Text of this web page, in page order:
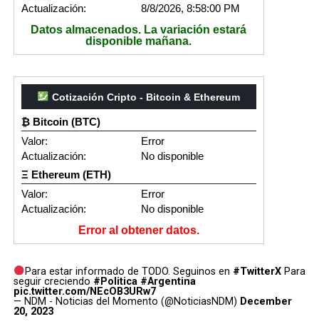
Actualización:
8/8/2026, 8:58:00 PM
Datos almacenados. La variación estará
disponible mañana.
Cotización Cripto - Bitcoin & Ethereum
₿ Bitcoin (BTC)
Valor:
Error
Actualización:
No disponible
Ξ Ethereum (ETH)
Valor:
Error
Actualización:
No disponible
Error al obtener datos.
Para estar informado de TODO. Seguinos en #TwitterX Para
seguir creciendo #Politica #Argentina
pic.twitter.com/NEcOB3URw7
— NDM - Noticias del Momento (@NoticiasNDM) December
20, 2023